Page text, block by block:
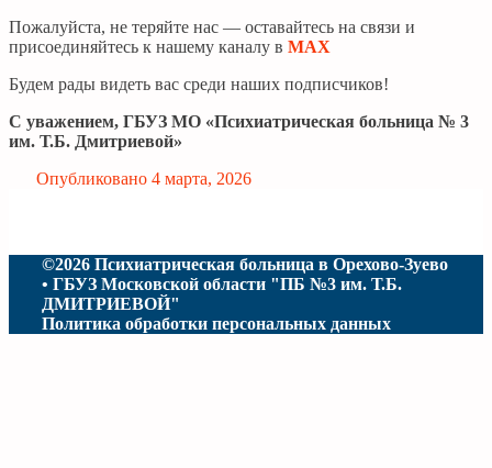
Пожалуйста, не теряйте нас — оставайтесь на связи и
присоединяйтесь к нашему каналу в МАХ
Будем рады видеть вас среди наших подписчиков!
С уважением, ГБУЗ МО «Психиатрическая больница № 3
им. Т.Б. Дмитриевой»
Опубликовано 4 марта, 2026
©2026 Психиатрическая больница в Орехово-Зуево
• ГБУЗ Московской области "ПБ №3 им. Т.Б.
ДМИТРИЕВОЙ"
Политика обработки персональных данных